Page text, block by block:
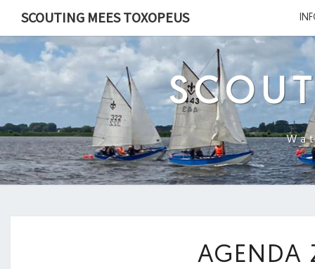
de
content
SCOUTING MEES TOXOPEUS
AGENDA